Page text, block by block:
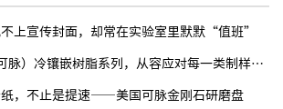
上宣传封面，却常在实验室里默默“值班”
美国QMAXIS（可脉）冷镶嵌树脂系列，从容应对每一类制样需求
纸，不止是提速——美国可脉金刚石研磨盘